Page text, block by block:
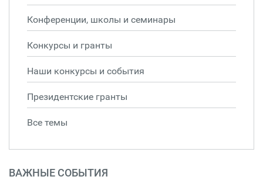
Конференции, школы и семинары
Конкурсы и гранты
Наши конкурсы и события
Президентские гранты
Все темы
ВАЖНЫЕ СОБЫТИЯ